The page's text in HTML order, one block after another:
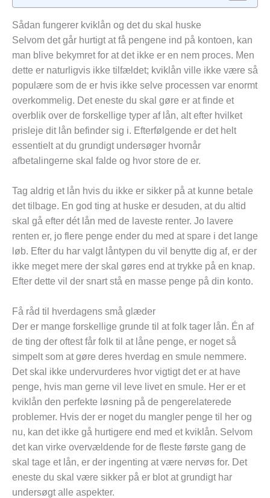
Sådan fungerer kviklån og det du skal huske
Selvom det går hurtigt at få pengene ind på kontoen, kan
man blive bekymret for at det ikke er en nem proces. Men
dette er naturligvis ikke tilfældet; kviklån ville ikke være så
populære som de er hvis ikke selve processen var enormt
overkommelig. Det eneste du skal gøre er at finde et
overblik over de forskellige typer af lån, alt efter hvilket
prisleje dit lån befinder sig i. Efterfølgende er det helt
essentielt at du grundigt undersøger hvornår
afbetalingerne skal falde og hvor store de er.
Tag aldrig et lån hvis du ikke er sikker på at kunne betale
det tilbage. En god ting at huske er desuden, at du altid
skal gå efter dét lån med de laveste renter. Jo lavere
renten er, jo flere penge ender du med at spare i det lange
løb. Efter du har valgt låntypen du vil benytte dig af, er der
ikke meget mere der skal gøres end at trykke på en knap.
Efter dette vil der snart stå en masse penge på din konto.
Få råd til hverdagens små glæder
Der er mange forskellige grunde til at folk tager lån. Én af
de ting der oftest får folk til at låne penge, er noget så
simpelt som at gøre deres hverdag en smule nemmere.
Det skal ikke undervurderes hvor vigtigt det er at have
penge, hvis man gerne vil leve livet en smule. Her er et
kviklån den perfekte løsning på de pengerelaterede
problemer. Hvis der er noget du mangler penge til her og
nu, kan det ikke gå hurtigere end med et kviklån. Selvom
det kan virke overvældende for de fleste første gang de
skal tage et lån, er der ingenting at være nervøs for. Det
eneste du skal være sikker på er blot at grundigt har
undersøgt alle aspekter.